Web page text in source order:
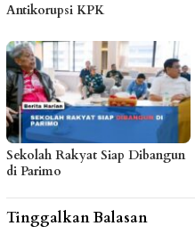
Antikorupsi KPK
Sekolah Rakyat Siap Dibangun
di Parimo
Tinggalkan Balasan